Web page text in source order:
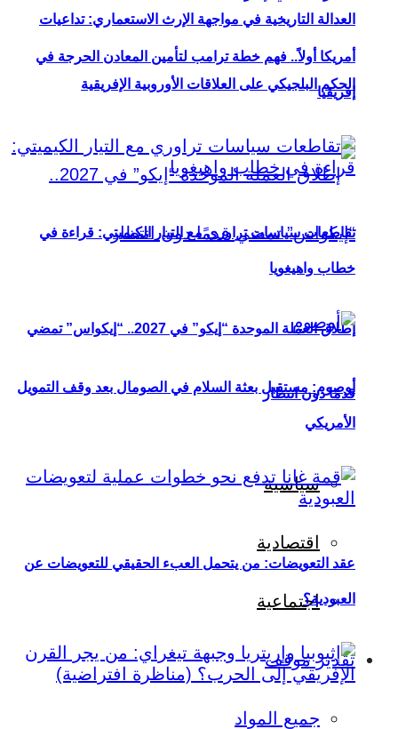
العدالة التاريخية في مواجهة الإرث الاستعماري: تداعيات
الحكم البلجيكي على العلاقات الأوروبية الإفريقية
إطلاق العملة الموحدة “إيكو” في 2027.. “إيكواس” تمضي
قدمًا دون انتظار
سياسية
اقتصادية
اجتماعية
تقدير موقف
جميع المواد
أمريكا أولاً.. فهم خطة ترامب لتأمين المعادن الحرجة في
إفريقيا
تقاطعات سياسات تراوري مع التيار الكيميتي: قراءة في
خطاب واهيغويا
أوصوم: مستقبل بعثة السلام في الصومال بعد وقف التمويل
الأمريكي
عقد التعويضات: من يتحمل العبء الحقيقي للتعويضات عن
العبودية؟